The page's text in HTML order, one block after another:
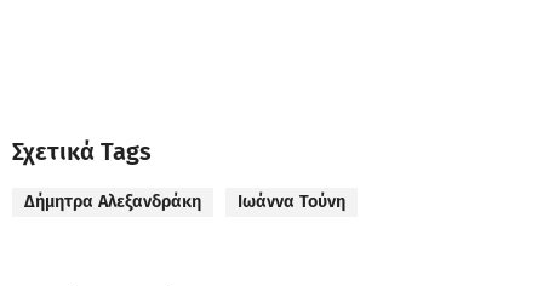
Σχετικά Tags
Δήμητρα Αλεξανδράκη Ιωάννα Τούνη